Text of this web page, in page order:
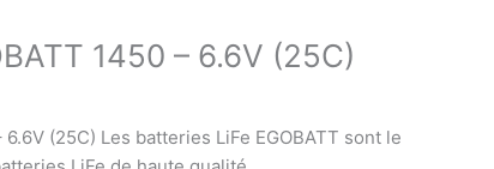
1450 – 6.6V (25C)
(25C) Les batteries LiFe EGOBATT sont le